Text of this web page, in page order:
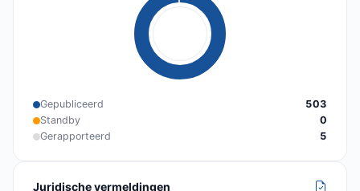
Gepubliceerd
503
Standby
0
Gerapporteerd
5
Juridische vermeldingen